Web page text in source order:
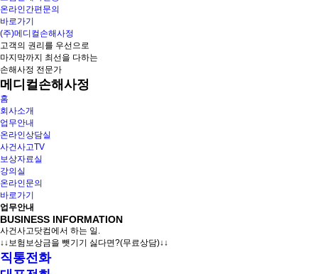
온라인간편문의
바로가기
(주)메디컬손해사정
고객의 권리를 우선으로
마지막까지 최선을 다하는
손해사정 전문가
메디컬손해사정
홈
회사소개
업무안내
온라인상담실
사건사고TV
보상자료실
강의실
온라인문의
바로가기
업무안내
BUSINESS INFORMATION
사건사고닷컴에서 하는 일.
↓↓보험보상금을 뺏기기 싫다면?(무료상담)↓↓
직통전화